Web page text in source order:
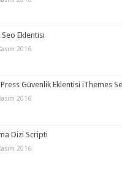
Seo Eklentisi
2016
Güvenlik Eklentisi iThemes
2016
Dizi Scripti
2016